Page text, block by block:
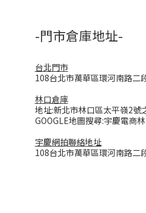
-門市倉庫地址-
台北門市
108台北市萬華區環河南路二
林口倉庫
地址:新北市林口區太平嶺2號
GOOGLE地圖搜尋:宇慶電商
宇慶網拍聯絡地址
108台北市萬華區環河南路二